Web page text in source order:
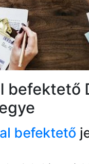
befektető
befektető